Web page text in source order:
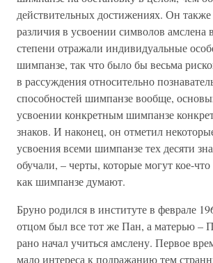
действительных достижениях. Он также
различия в усвоении символов амслена
степени отражали индивидуальные
шимпанзе, так что было бы весьма
в рассуждения относительно
способностей шимпанзе вообще,
усвоении конкретным шимпанзе
знаков. И наконец, он отметил
усвоения всеми шимпанзе тех десяти
обучали, – черты, которые могут кое-
как шимпанзе думают.
Бруно родился в институте в феврале
отцом был все тот же Пан, а матерью –
рано начал учиться амслену. Первое
мало интереса к подражанию тем